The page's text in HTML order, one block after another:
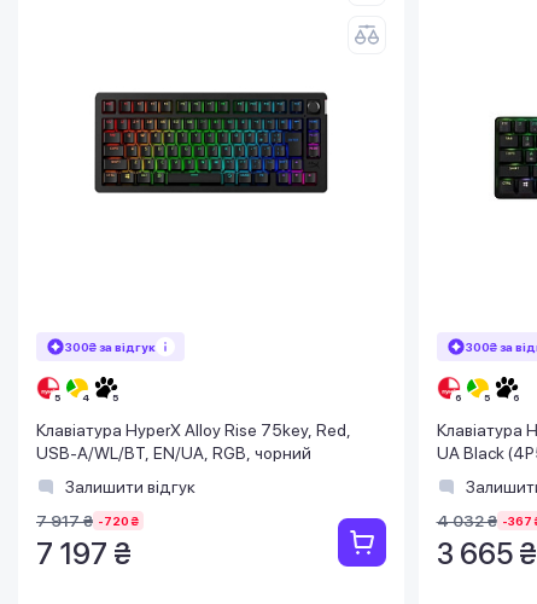
300₴ за відгук
Клавіатура HyperX Alloy Rise 75key, Red,
USB-A/WL/BT, EN/UA, RGB, чорний
Залишити відгук
7 917 ₴ -720 ₴
7 197 ₴
300₴ за
Клавіатура
UA Black
4 032 ₴ -367
3 665 ₴